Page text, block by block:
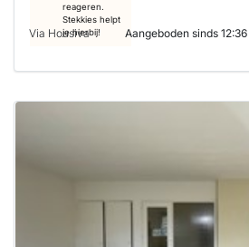
reageren.
Stekkies helpt
je hierbij!
Via Housiva Aangeboden sinds 12:36